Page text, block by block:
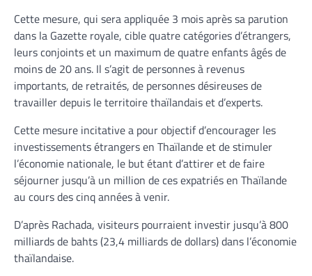
Cette mesure, qui sera appliquée 3 mois après sa parution
dans la Gazette royale, cible quatre catégories d’étrangers,
leurs conjoints et un maximum de quatre enfants âgés de
moins de 20 ans. Il s’agit de personnes à revenus
importants, de retraités, de personnes désireuses de
travailler depuis le territoire thaïlandais et d’experts.
Cette mesure incitative a pour objectif d’encourager les
investissements étrangers en Thaïlande et de stimuler
l’économie nationale, le but étant d’attirer et de faire
séjourner jusqu’à un million de ces expatriés en Thaïlande
au cours des cinq années à venir.
D’après Rachada, visiteurs pourraient investir jusqu’à 800
milliards de bahts (23,4 milliards de dollars) dans l’économie
thaïlandaise.